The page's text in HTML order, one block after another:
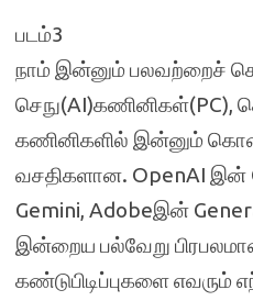
படம்3
நாம் இன்னும் பலவற்றைச்
செநு(AI)கணினிகள்(PC),
கணினிகளில் இன்னும்
வசதிகளான. OpenAI இன்
Gemini, Adobeஇன்
இன்றைய பல்வேறு
கண்டுபிடிப்புகளை எவரும்